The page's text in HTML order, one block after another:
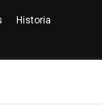
Historia